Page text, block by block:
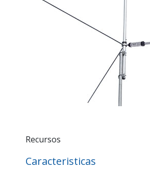
Recursos
Caracteristicas